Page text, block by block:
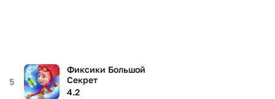
5
Фиксики Большой
Секрет
4.2